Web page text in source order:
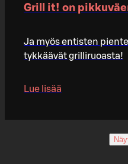
Grill it! on
Ja myös entisten
tykkäävät grilliruoasta!
Lue lisää